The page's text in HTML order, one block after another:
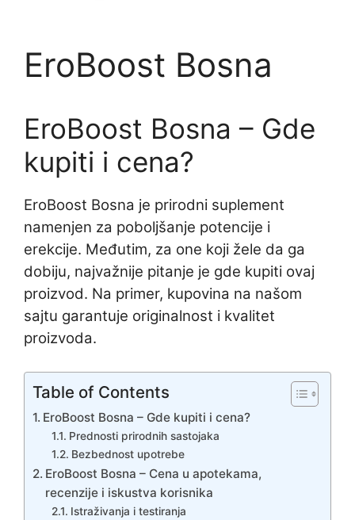
EroBoost Bosna
EroBoost Bosna – Gde
kupiti i cena?
EroBoost Bosna je prirodni suplement
namenjen za poboljšanje potencije i
erekcije. Međutim, za one koji žele da ga
dobiju, najvažnije pitanje je gde kupiti ovaj
proizvod. Na primer, kupovina na našom
sajtu garantuje originalnost i kvalitet
proizvoda.
Table of Contents
EroBoost Bosna – Gde kupiti i cena?
Prednosti prirodnih sastojaka
Bezbednost upotrebe
EroBoost Bosna – Cena u apotekama,
recenzije i iskustva korisnika
Istraživanja i testiranja